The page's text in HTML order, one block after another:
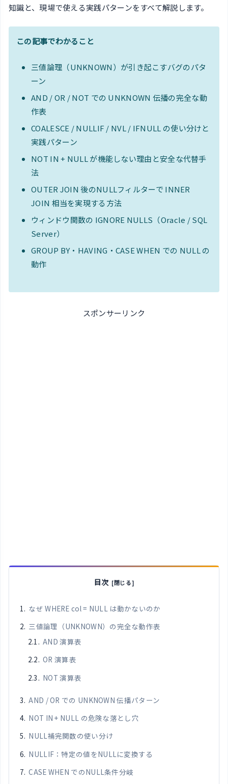
知識と、現場で使える実践パターンをすべて解説します。
この記事でわかること
三値論理（UNKNOWN）が引き起こすバグのパタ
ーン
AND / OR / NOT での UNKNOWN 伝播の完全な動
作表
COALESCE / NULLIF / NVL / IFNULL の使い分けと
実践パターン
NOT IN + NULL が機能しない理由と安全な代替手
法
OUTER JOIN 後のNULLフィルターで INNER
JOIN 相当を実現する方法
ウィンドウ関数の IGNORE NULLS（Oracle / SQL
Server）
GROUP BY・HAVING・CASE WHEN での NULL の
動作
スポンサーリンク
目次
なぜ WHERE col = NULL は動かないのか
三値論理（UNKNOWN）の完全な動作表
AND 演算表
OR 演算表
NOT 演算表
AND / OR での UNKNOWN 伝播パターン
NOT IN + NULL の危険な落とし穴
NULL補完関数の使い分け
NULLIF：特定の値をNULLに変換する
CASE WHEN でのNULL条件分岐